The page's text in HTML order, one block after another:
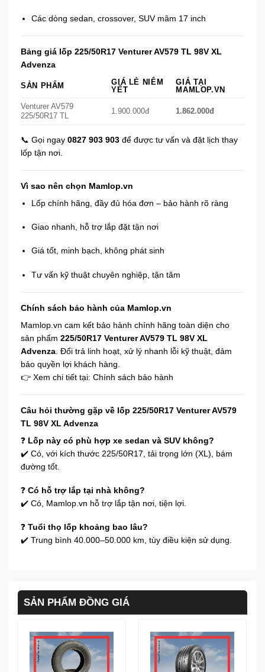
Các dòng sedan, crossover, SUV mâm 17 inch
Bảng giá lốp 225/50R17 Venturer AV579 TL 98V XL
Advenza
SẢN PHẨM
GIÁ LẺ NIÊM
YẾT
GIÁ TẠI
MAMLOP.VN
Venturer AV579
225/50R17 TL
1.900.000đ 1.862.000đ
📞 Gọi ngay 0827 903 903 để được tư vấn và đặt lịch thay
lốp tận nơi.
Vì sao nên chọn Mamlop.vn
Lốp chính hãng, đầy đủ hóa đơn – bảo hành rõ ràng
Giao nhanh, hỗ trợ lắp đặt tận nơi
Giá tốt, minh bạch, không phát sinh
Tư vấn kỹ thuật chuyên nghiệp, tận tâm
Chính sách bảo hành của Mamlop.vn
Mamlop.vn cam kết bảo hành chính hãng toàn diện cho
sản phẩm 225/50R17 Venturer AV579 TL 98V XL
Advenza . Đổi trả linh hoạt, xử lý nhanh lỗi kỹ thuật, đảm
bảo quyền lợi khách hàng.
👉 Xem chi tiết tại: Chính sách bảo hành
Câu hỏi thường gặp về lốp 225/50R17 Venturer AV579
TL 98V XL Advenza
❓ Lốp này có phù hợp xe sedan và SUV không?
✔️ Có, với kích thước 225/50R17, tải trọng lớn (XL), bám
đường tốt.
❓ Có hỗ trợ lắp tại nhà không?
✔️ Có, Mamlop.vn hỗ trợ lắp tận nơi, tiện lợi.
❓ Tuổi thọ lốp khoảng bao lâu?
✔️ Trung bình 40.000–50.000 km, tùy điều kiện sử dụng.
SẢN PHẨM ĐỒNG GIÁ